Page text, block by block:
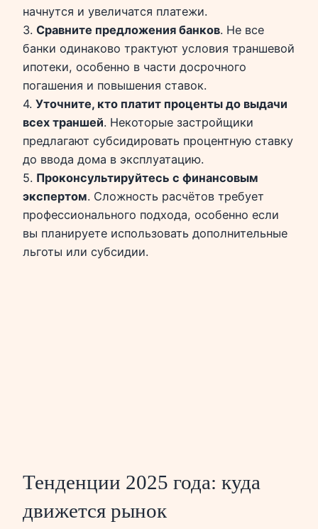
начнутся и увеличатся платежи.
3. Сравните предложения банков. Не все
банки одинаково трактуют условия траншевой
ипотеки, особенно в части досрочного
погашения и повышения ставок.
4. Уточните, кто платит проценты до выдачи
всех траншей. Некоторые застройщики
предлагают субсидировать процентную ставку
до ввода дома в эксплуатацию.
5. Проконсультируйтесь с финансовым
экспертом. Сложность расчётов требует
профессионального подхода, особенно если
вы планируете использовать дополнительные
льготы или субсидии.
Тенденции 2025 года: куда
движется рынок